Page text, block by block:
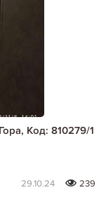
Код: 810279/1
29.10.24
239